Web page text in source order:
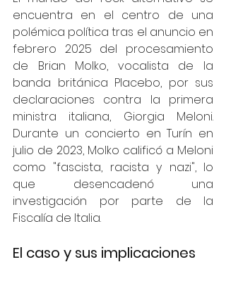
encuentra en el centro de una
polémica política tras el anuncio en
febrero 2025 del procesamiento
de Brian Molko, vocalista de la
banda británica Placebo, por sus
declaraciones contra la primera
ministra italiana, Giorgia Meloni.
Durante un concierto en Turín en
julio de 2023, Molko calificó a Meloni
como "fascista, racista y nazi", lo
que desencadenó una
investigación por parte de la
Fiscalía de Italia.
El caso y sus implicaciones